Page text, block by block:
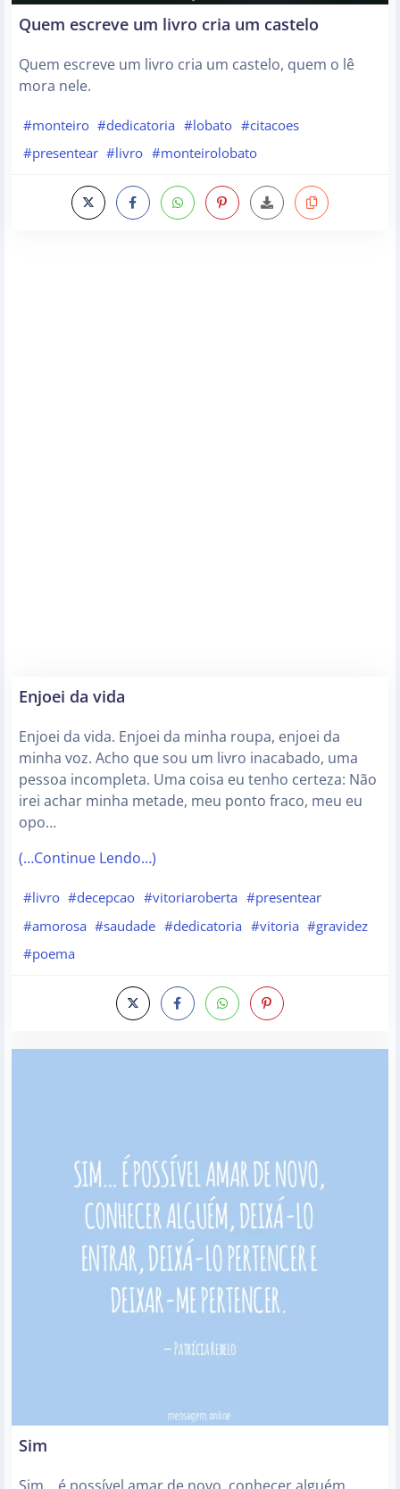
Quem escreve um livro cria um castelo
Quem escreve um livro cria um castelo, quem o lê
mora nele.
#monteiro #dedicatoria #lobato #citacoes
#presentear #livro #monteirolobato
Enjoei da vida
Enjoei da vida. Enjoei da minha roupa, enjoei da
minha voz. Acho que sou um livro inacabado, uma
pessoa incompleta. Uma coisa eu tenho certeza: Não
irei achar minha metade, meu ponto fraco, meu eu
opo…
(…Continue Lendo…)
#livro #decepcao #vitoriaroberta #presentear
#amorosa #saudade #dedicatoria #vitoria #gravidez
#poema
Sim